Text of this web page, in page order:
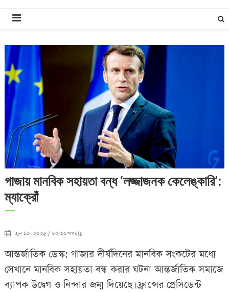
গাজায় মানবিক সহায়তা বন্ধ ‘লজ্জাজনক কেলেঙ্কারি’:
ম্যাক্রোঁ
জুন ১০, ২০২৫ / ০২:১০অপরাহ্ণ
আন্তর্জাতিক ডেস্ক: গাজার দীর্ঘদিনের মানবিক সংকটের মধ্যে
সেখানে মানবিক সহায়তা বন্ধ করার ঘটনা আন্তর্জাতিক সমাজে
ব্যাপক উদ্বেগ ও নিন্দার জন্ম দিয়েছে। ফ্রান্সের প্রেসিডেন্ট